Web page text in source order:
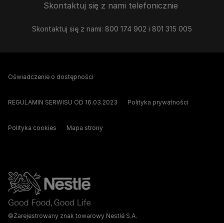
Skontaktuj się z nami telefonicznie
Skontaktuj się z nami: 800 174 902 i 801 315 005
©Zarejestrowany znak towarowy Nestlé S.A.
Oświadczenie o dostępności
REGULAMIN SERWISU OD 16.03.2023 Polityka prywatności
Polityka cookies Mapa strony